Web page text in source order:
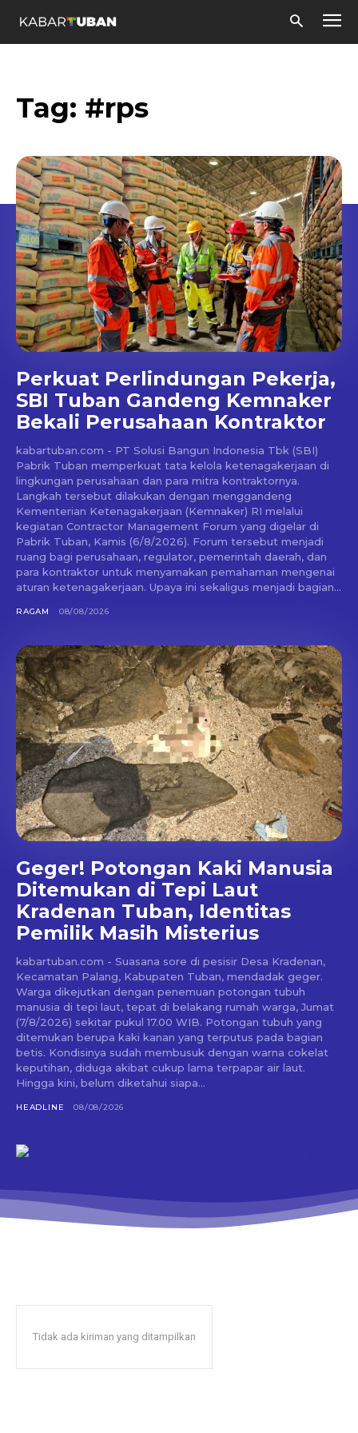
Tag: #rps
Perkuat Perlindungan Pekerja,
SBI Tuban Gandeng Kemnaker
Bekali Perusahaan Kontraktor
kabartuban.com - PT Solusi Bangun Indonesia Tbk (SBI)
Pabrik Tuban memperkuat tata kelola ketenagakerjaan di
lingkungan perusahaan dan para mitra kontraktornya.
Langkah tersebut dilakukan dengan menggandeng
Kementerian Ketenagakerjaan (Kemnaker) RI melalui
kegiatan Contractor Management Forum yang digelar di
Pabrik Tuban, Kamis (6/8/2026). Forum tersebut menjadi
ruang bagi perusahaan, regulator, pemerintah daerah, dan
para kontraktor untuk menyamakan pemahaman mengenai
aturan ketenagakerjaan. Upaya ini sekaligus menjadi bagian...
RAGAM 08/08/2026
Geger! Potongan Kaki Manusia
Ditemukan di Tepi Laut
Kradenan Tuban, Identitas
Pemilik Masih Misterius
kabartuban.com - Suasana sore di pesisir Desa Kradenan,
Kecamatan Palang, Kabupaten Tuban, mendadak geger.
Warga dikejutkan dengan penemuan potongan tubuh
manusia di tepi laut, tepat di belakang rumah warga, Jumat
(7/8/2026) sekitar pukul 17.00 WIB. Potongan tubuh yang
ditemukan berupa kaki kanan yang terputus pada bagian
betis. Kondisinya sudah membusuk dengan warna cokelat
keputihan, diduga akibat cukup lama terpapar air laut.
Hingga kini, belum diketahui siapa...
HEADLINE 08/08/2026
Tidak ada kiriman yang ditampilkan